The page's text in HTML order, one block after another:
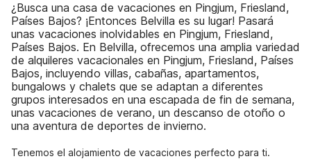
¿Busca una casa de vacaciones en Pingjum, Friesland,
Países Bajos? ¡Entonces Belvilla es su lugar! Pasará
unas vacaciones inolvidables en Pingjum, Friesland,
Países Bajos. En Belvilla, ofrecemos una amplia variedad
de alquileres vacacionales en Pingjum, Friesland, Países
Bajos, incluyendo villas, cabañas, apartamentos,
bungalows y chalets que se adaptan a diferentes
grupos interesados en una escapada de fin de semana,
unas vacaciones de verano, un descanso de otoño o
una aventura de deportes de invierno.
Tenemos el alojamiento de vacaciones perfecto para ti.